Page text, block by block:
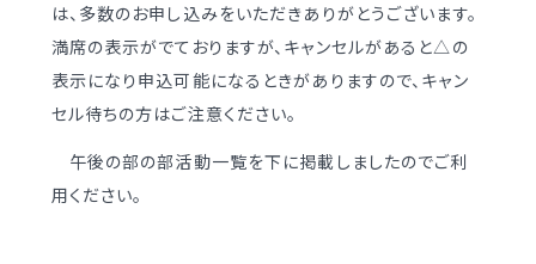
学校案内
（デジタルパンフ）
入試情報
募集要項・
入学検査実施状況
明訓の学び GSC
入学案内
インターネット出願
は、多数のお申し込みをいただきありがとうございます。
満席の表示がでておりますが、キャンセルがあると△の
表示になり申込可能になるときがありますので、キャン
セル待ちの方はご注意ください。
午後の部の部活動一覧を下に掲載しましたのでご利
用ください。